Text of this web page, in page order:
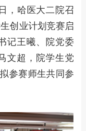
，哈医大二院召
创业计划竞赛启
记王曦、院党委
文超，院学生党
参赛师生共同参